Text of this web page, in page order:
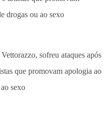
sofreu ataques após
que promovam apologia ao
sexo